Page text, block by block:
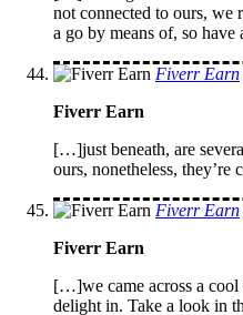
not connected to ours, we
a go by means of, so
Fiverr Earn
Fiverr Earn
[…]just beneath, are
ours, nonetheless,
Fiverr Earn
Fiverr Earn
[…]we came across a
delight in. Take a look in